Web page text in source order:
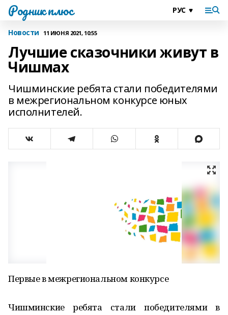
Родник плюс
Новости 11 ИЮНЯ 2021, 10:55
Лучшие сказочники живут в
Чишмах
Чишминские ребята стали победителями
в межрегиональном конкурсе юных
исполнителей.
Первые в межрегиональном конкурсе
Чишминские ребята стали победителями в